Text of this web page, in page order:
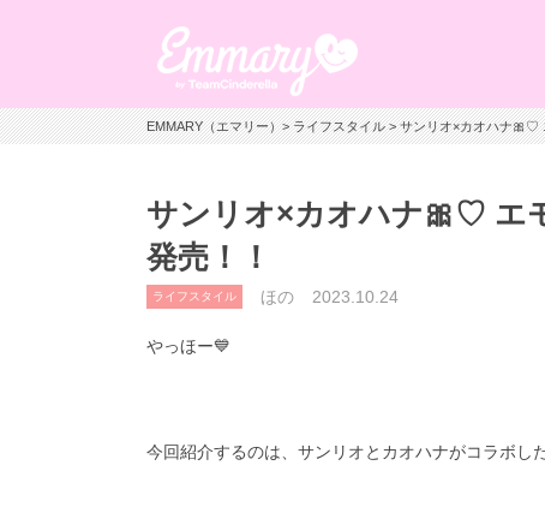
EMMARY（エマリー）>ライフスタイル> サンリオ×カオハナ🎀♡
サンリオ×カオハナ🎀♡ エ
発売！！
ライフスタイル ほの 2023.10.24
やっほー💙
今回紹介するのは、サンリオとカオハナがコラボ